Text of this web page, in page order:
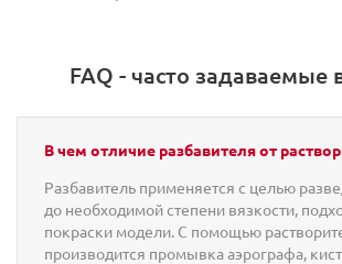
FAQ - часто задаваемые
В чем отличие разбавителя от
Разбавитель применяется с целью
до необходимой степени вязкости,
покраски модели. С помощью
производится промывка аэрографа,